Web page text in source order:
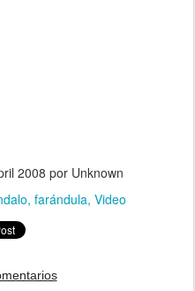
2008 por Unknown
farándula Video